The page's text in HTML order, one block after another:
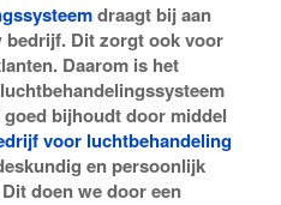
draagt bij aan
bedrijf. Dit zorgt ook voor
Daarom is het
bijhoudt door middel
voor luchtbehandeling
en persoonlijk
doen we door een